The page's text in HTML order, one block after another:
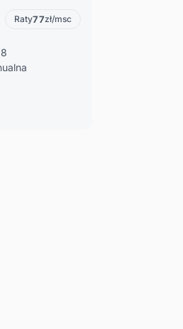
Raty77zł/msc